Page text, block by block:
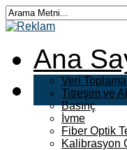
Ana
Veri
Titreşim ve
Basınç
İvme
Fiber Optik
Kalibrasyon